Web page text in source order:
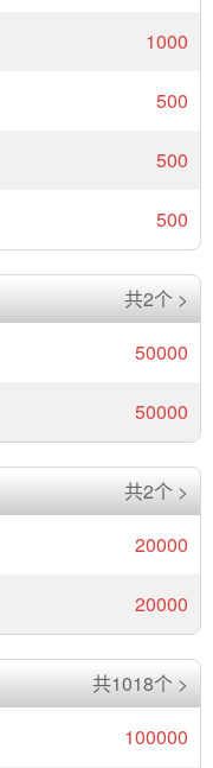
1000
500
500
500
共2个 >
50000
50000
共2个 >
20000
20000
共1018个 >
100000